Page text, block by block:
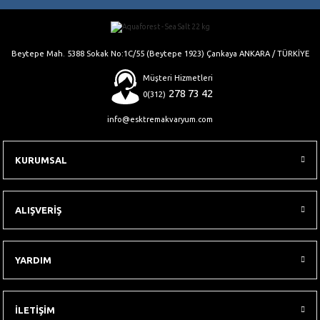
Gönder
Beytepe Mah. 5388 Sokak No:1C/55 (Beytepe 1923) Çankaya ANKARA / TÜRKİYE
Müşteri Hizmetleri
0(312) 278 73 42
info@esktremakvaryum.com
KURUMSAL
ALIŞVERİŞ
YARDIM
İLETİŞİM